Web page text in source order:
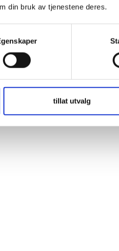
din bruk av tjenestene deres.
tillat utvalg
alla väder är aldrig något